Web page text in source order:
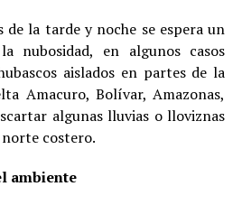
de la tarde y noche se espera un
nubosidad, en algunos casos
aislados en partes de la
Amacuro, Bolívar, Amazonas,
algunas lluvias o lloviznas
costero.
ambiente